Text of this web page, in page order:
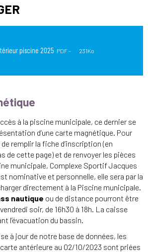
piscine 2025 PDF 231Ko
à la piscine municipale, ce dernier se
d’une carte magnétique. Pour
remplir la fiche d’inscription (en
de cette page) et de renvoyer les pièces
municipale, Complexe Sportif Jacques
nominative et personnelle, elle sera par la
directement à la Piscine municipale.
nautique ou de distance pourront être
soir, de 16h30 à 18h. La caisse
l’évacuation du bassin.
à jour de notre base de données, les
antérieure au 02/10/2023 sont priées